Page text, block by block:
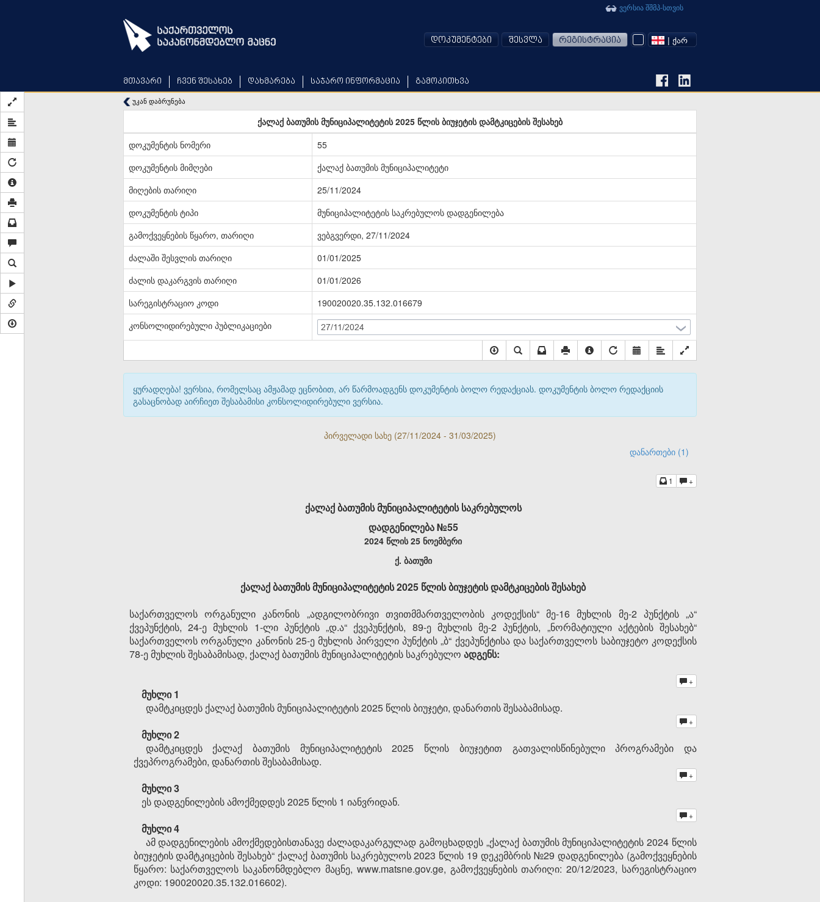
მთავარი ჩვენ შესახებ დახმარება საჯარო ინფორმაცია გამოკითხვა
ვერსია შშმპ-სთვის
დოკუმენტები შესვლა რეგისტრაცია | ᲥᲐᲠ
უკან დაბრუნება
ქალაქ ბათუმის მუნიციპალიტეტის 2025 წლის ბიუჯეტის დამტკიცების შესახებ
დოკუმენტის ნომერი
55
დოკუმენტის მიმღები
ქალაქ ბათუმის მუნიციპალიტეტი
მიღების თარიღი
25/11/2024
დოკუმენტის ტიპი
მუნიციპალიტეტის საკრებულოს დადგენილება
გამოქვეყნების წყარო, თარიღი
ვებგვერდი, 27/11/2024
ძალაში შესვლის თარიღი
01/01/2025
ძალის დაკარგვის თარიღი
01/01/2026
სარეგისტრაციო კოდი
190020020.35.132.016679
კონსოლიდირებული პუბლიკაციები
27/11/2024
ყურადღება! ვერსია, რომელსაც ამჟამად ეცნობით, არ წარმოადგენს დოკუმენტის ბოლო რედაქციას. დოკუმენტის ბოლო რედაქციის
გასაცნობად აირჩიეთ შესაბამისი კონსოლიდირებული ვერსია.
პირველადი სახე (27/11/2024 - 31/03/2025)
დანართები (1)
1 +
ქალაქ ბათუმის მუნიციპალიტეტის საკრებულოს
დადგენილება №55
2024 წლის 25 ნოემბერი
ქ. ბათუმი
ქალაქ ბათუმის მუნიციპალიტეტის 2025 წლის ბიუჯეტის დამტკიცების შესახებ
საქართველოს ორგანული კანონის „ადგილობრივი თვითმმართველობის კოდექსის“ მე-16 მუხლის მე-2 პუნქტის „ა“
ქვეპუნქტის, 24-ე მუხლის 1-ლი პუნქტის „დ.ა“ ქვეპუნქტის, 89-ე მუხლის მე-2 პუნქტის, „ნორმატიული აქტების შესახებ“
საქართველოს ორგანული კანონის 25-ე მუხლის პირველი პუნქტის „ბ“ ქვეპუნქტისა და საქართველოს საბიუჯეტო კოდექსის
78-ე მუხლის შესაბამისად, ქალაქ ბათუმის მუნიციპალიტეტის საკრებულო ადგენს:
+
მუხლი 1
დამტკიცდეს ქალაქ ბათუმის მუნიციპალიტეტის 2025 წლის ბიუჯეტი, დანართის შესაბამისად.
+
მუხლი 2
დამტკიცდეს ქალაქ ბათუმის მუნიციპალიტეტის 2025 წლის ბიუჯეტით გათვალისწინებული პროგრამები და
ქვეპროგრამები, დანართის შესაბამისად.
+
მუხლი 3
ეს დადგენილების ამოქმედდეს 2025 წლის 1 იანვრიდან.
+
მუხლი 4
ამ დადგენილების ამოქმედებისთანავე ძალადაკარგულად გამოცხადდეს „ქალაქ ბათუმის მუნიციპალიტეტის 2024 წლის
ბიუჯეტის დამტკიცების შესახებ“ ქალაქ ბათუმის საკრებულოს 2023 წლის 19 დეკემბრის №29 დადგენილება (გამოქვეყნების
წყარო: საქართველოს საკანონმდებლო მაცნე, www.matsne.gov.ge, გამოქვეყნების თარიღი: 20/12/2023, სარეგისტრაციო
კოდი: 190020020.35.132.016602).